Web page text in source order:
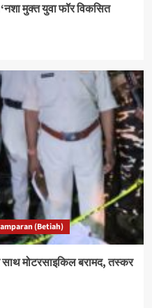
मुक्त युवा फॉर विकसित
(Betiah)
मोटरसाइकिल बरामद, तस्कर